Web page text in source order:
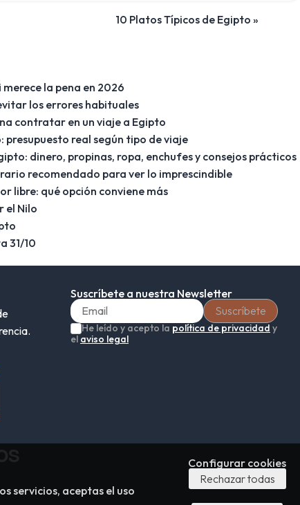
10 Platos Típicos de Egipto »
la pena en 2026
los errores habituales
contratar en un viaje a Egipto
real según tipo de viaje
dinero, propinas, ropa, enchufes y consejos prácticos
recomendado para ver lo imprescindible
libre: qué opción conviene más
el Nilo
31/10
Suscríbete a nuestra Newsletter
He leído y acepto la política de privacidad y
el aviso legal
servicios, aceptas el uso
Configurar cookies
Rechazar todas